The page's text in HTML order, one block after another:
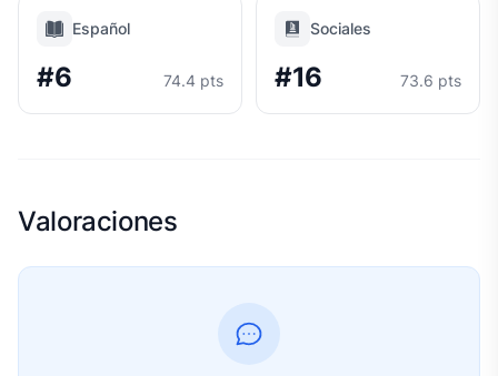
Español
#6 74.4 pts
Sociales
#16 73.6 pts
Valoraciones